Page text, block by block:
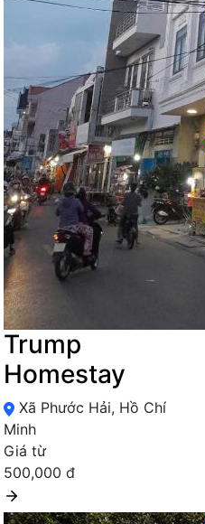
Trump
Homestay
Xã Phước Hải, Hồ Chí
Minh
Giá từ
500,000 đ